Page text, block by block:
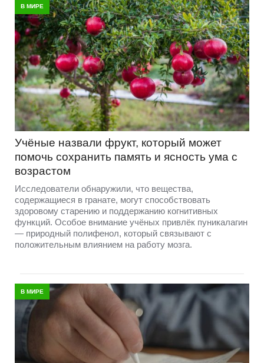
В МИРЕ
Учёные назвали фрукт, который может
помочь сохранить память и ясность ума с
возрастом
Исследователи обнаружили, что вещества,
содержащиеся в гранате, могут способствовать
здоровому старению и поддержанию когнитивных
функций. Особое внимание учёных привлёк пуникалагин
— природный полифенол, который связывают с
положительным влиянием на работу мозга.
В МИРЕ